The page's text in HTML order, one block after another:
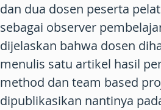
dan dua dosen peserta
sebagai observer
dijelaskan bahwa dosen
menulis satu artikel hasil
method dan team based
dipublikasikan nantinya